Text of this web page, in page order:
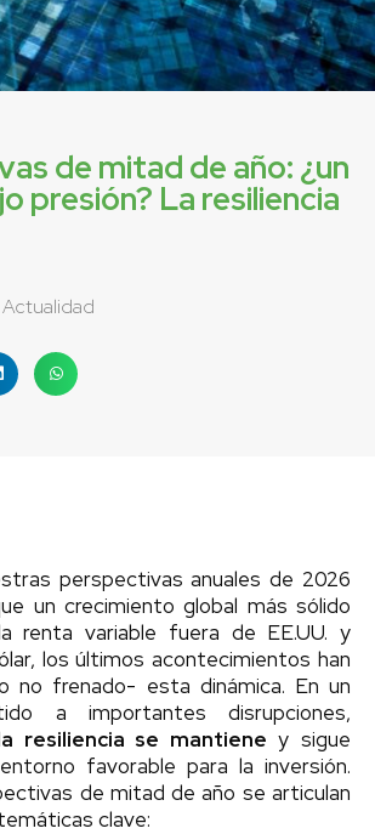
de mitad de año: ¿un
presión? La resiliencia
Actualidad
perspectivas anuales de 2026
un crecimiento global más sólido
renta variable fuera de EE.UU. y
los últimos acontecimientos han
no frenado- esta dinámica. En un
a importantes disrupciones,
resiliencia se mantiene y sigue
favorable para la inversión.
de mitad de año se articulan
clave: